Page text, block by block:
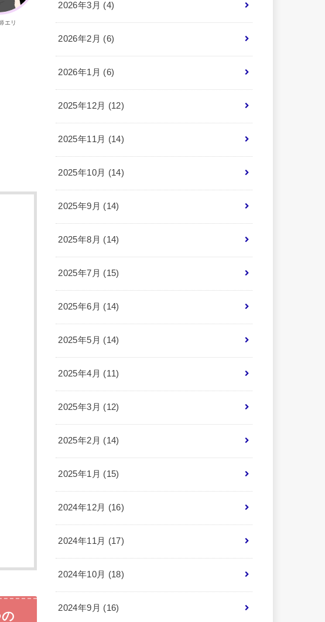
エリ
2026年3月 (4)
2026年2月 (6)
2026年1月 (6)
2025年12月 (12)
2025年11月 (14)
2025年10月 (14)
2025年9月 (14)
2025年8月 (14)
2025年7月 (15)
2025年6月 (14)
2025年5月 (14)
2025年4月 (11)
2025年3月 (12)
2025年2月 (14)
2025年1月 (15)
2024年12月 (16)
2024年11月 (17)
2024年10月 (18)
2024年9月 (16)